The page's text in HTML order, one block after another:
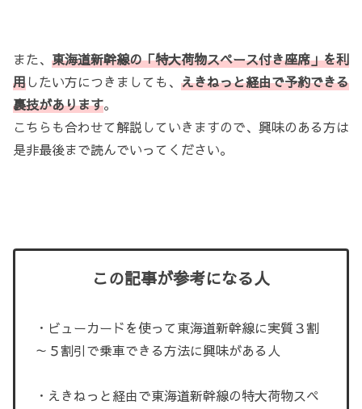
また、 東海道新幹線の「特大荷物スペース付き座席」を利
用したい方につきましても、 えきねっと経由で予約できる
裏技があります。
こちらも合わせて解説していきますので、興味のある方は
是非最後まで読んでいってください。
この記事が参考になる人
・ビューカードを使って東海道新幹線に実質３割
～５割引で乗車できる方法に興味がある人
・えきねっと経由で東海道新幹線の特大荷物スペ